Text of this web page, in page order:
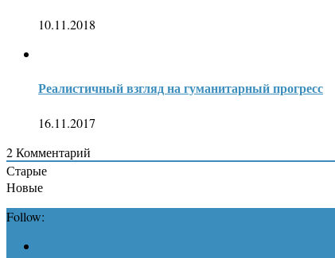
10.11.2018
Реалистичный взгляд на гуманитарный прогресс
16.11.2017
2Комментарий
Старые
Новые
Follow: